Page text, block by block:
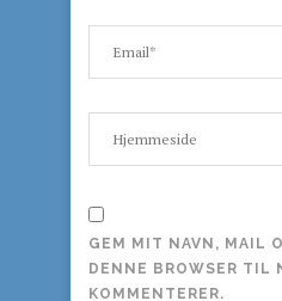
GEM MIT NAVN, MAIL
DENNE BROWSER TIL
KOMMENTERER.